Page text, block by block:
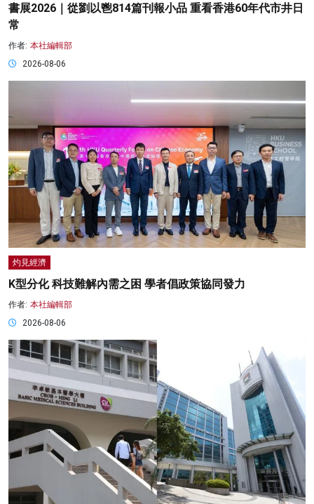
書展2026｜從劉以鬯814篇刊報小品 重看香港60年代市井日
常
作者: 本社編輯部
2026-08-06
灼見經濟
K型分化 科技難解內需之困 學者倡政策協同發力
作者: 本社編輯部
2026-08-06